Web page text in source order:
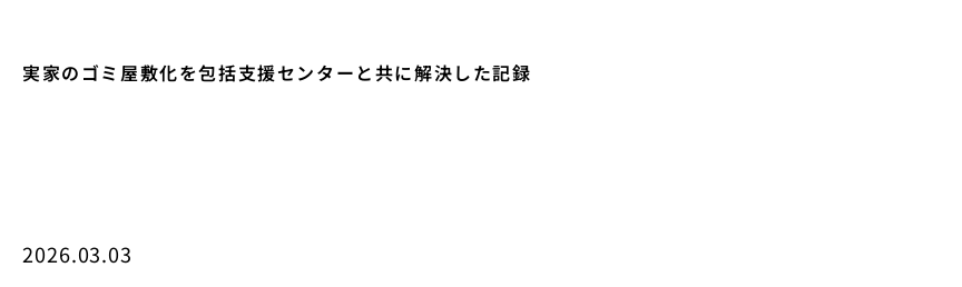
実家のゴミ屋敷化を包括支援センターと共に解決した記録
2026.03.03